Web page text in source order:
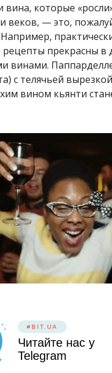
вина, которые
веков, — это,
рецепты прекрасны в
винами.
с телячьей
вином кьянти
#BIT.UA
Читайте нас у
Telegram